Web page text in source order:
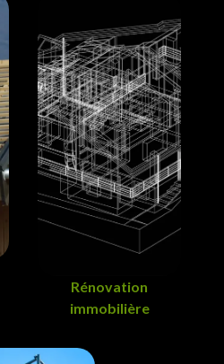
Rénovation
immobilière